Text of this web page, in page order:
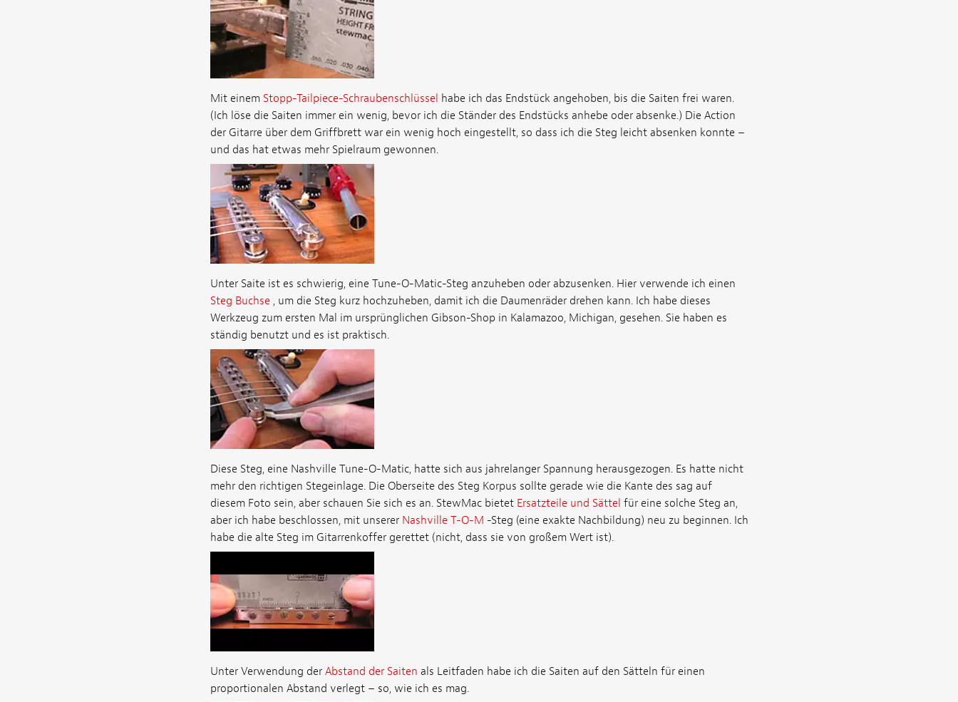
Mit einem Stopp-Tailpiece-Schraubenschlüssel habe ich das Endstück angehoben, bis die Saiten frei waren.
(Ich löse die Saiten immer ein wenig, bevor ich die Ständer des Endstücks anhebe oder absenke.) Die Action
der Gitarre über dem Griffbrett war ein wenig hoch eingestellt, so dass ich die Steg leicht absenken konnte –
und das hat etwas mehr Spielraum gewonnen.
Unter Saite ist es schwierig, eine Tune-O-Matic-Steg anzuheben oder abzusenken. Hier verwende ich einen
Steg Buchse , um die Steg kurz hochzuheben, damit ich die Daumenräder drehen kann. Ich habe dieses
Werkzeug zum ersten Mal im ursprünglichen Gibson-Shop in Kalamazoo, Michigan, gesehen. Sie haben es
ständig benutzt und es ist praktisch.
Diese Steg, eine Nashville Tune-O-Matic, hatte sich aus jahrelanger Spannung herausgezogen. Es hatte nicht
mehr den richtigen Stegeinlage. Die Oberseite des Steg Korpus sollte gerade wie die Kante des sag auf
diesem Foto sein, aber schauen Sie sich es an. StewMac bietet Ersatzteile und Sättel für eine solche Steg an,
aber ich habe beschlossen, mit unserer Nashville T-O-M -Steg (eine exakte Nachbildung) neu zu beginnen. Ich
habe die alte Steg im Gitarrenkoffer gerettet (nicht, dass sie von großem Wert ist).
Unter Verwendung der Abstand der Saiten als Leitfaden habe ich die Saiten auf den Sätteln für einen
proportionalen Abstand verlegt – so, wie ich es mag.